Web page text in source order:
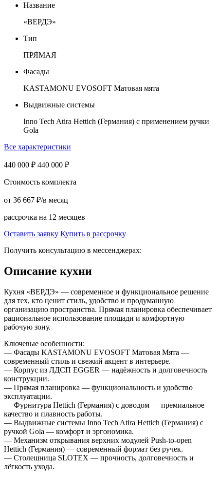
Название
«ВЕРДЭ»
Тип
ПРЯМАЯ
Фасады
KASTAMONU EVOSOFT Матовая мята
Выдвижные системы
Inno Tech Atira Hettich (Германия) с применением ручки
Gola
Все характеристики
440 000 ₽ 440 000 ₽
Стоимость комплекта
от 36 667 ₽/в месяц
рассрочка на 12 месяцев
Оставить заявку Купить в рассрочку
Получить консультацию в мессенджерах:
Описание кухни
Кухня «ВЕРДЭ» — современное и функциональное решение
для тех, кто ценит стиль, удобство и продуманную
организацию пространства. Прямая планировка обеспечивает
рациональное использование площади и комфортную
рабочую зону.
Ключевые особенности:
— Фасады KASTAMONU EVOSOFT Матовая Мята —
современный стиль и свежий акцент в интерьере.
— Корпус из ЛДСП EGGER — надёжность и долговечность
конструкции.
— Прямая планировка — функциональность и удобство
эксплуатации.
— Фурнитура Hettich (Германия) с доводом — премиальное
качество и плавность работы.
— Выдвижные системы Inno Tech Atira Hettich (Германия) с
ручкой Gola — комфорт и эргономика.
— Механизм открывания верхних модулей Push-to-open
Hettich (Германия) — современный формат без ручек.
— Столешница SLOTEX — прочность, долговечность и
лёгкость ухода.